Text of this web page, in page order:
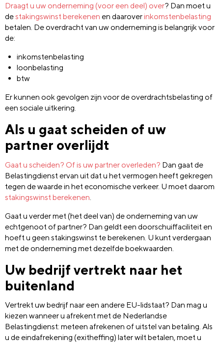
Draagt u uw onderneming (voor een deel) over? Dan moet u
destakingswinst berekenen en daaroverinkomstenbelasting
betalen. De overdracht van uw onderneming is belangrijk voor
de:
inkomstenbelasting
loonbelasting
btw
Er kunnen ook gevolgen zijn voor de overdrachtsbelasting of
een sociale uitkering.
Als u gaat scheiden of uw
partner overlijdt
Gaat u scheiden? Of is uw partner overleden? Dan gaat de
Belastingdienst ervan uit dat u het vermogen heeft gekregen
tegen de waarde in het economische verkeer. U moet daarom
stakingswinst berekenen
Gaat u verder met (het deel van) de onderneming van uw
echtgenoot of partner? Dan geldt een doorschuiffaciliteit en
hoeft u geen stakingswinst te berekenen. U kunt verdergaan
met de onderneming met dezelfde boekwaarden.
Uw bedrijf vertrekt naar het
buitenland
Vertrekt uw bedrijf naar een andere EU-lidstaat? Dan mag u
kiezen wanneer u afrekent met de Nederlandse
Belastingdienst: meteen afrekenen of uitstel van betaling. Als
u de eindafrekening (exitheffing) later wilt betalen, moet u